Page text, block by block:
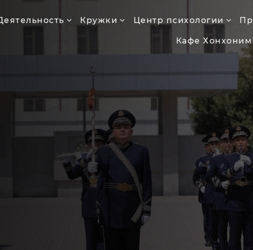
Кружки Центр психологии
Кафе Хонхоним